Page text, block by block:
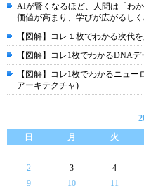
AIが賢くなるほど、人間は「わ
価値が高まり、学びが広がるし
【図解】コレ１枚でわかる次代
【図解】コレ1枚でわかるDNA
【図解】コレ1枚でわかるニュ
アーキテクチャ)
日
月 火
2
3 4
9
10 11